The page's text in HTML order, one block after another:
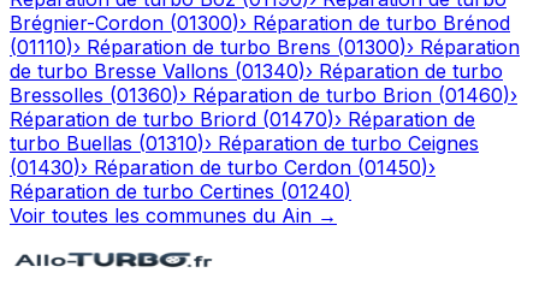
Brégnier-Cordon (01300)› Réparation de turbo Brénod
(01110)› Réparation de turbo Brens (01300)› Réparation
de turbo Bresse Vallons (01340)› Réparation de turbo
Bressolles (01360)› Réparation de turbo Brion (01460)›
Réparation de turbo Briord (01470)› Réparation de
turbo Buellas (01310)› Réparation de turbo Ceignes
(01430)› Réparation de turbo Cerdon (01450)›
Réparation de turbo Certines (01240)
Voir toutes les communes du Ain →